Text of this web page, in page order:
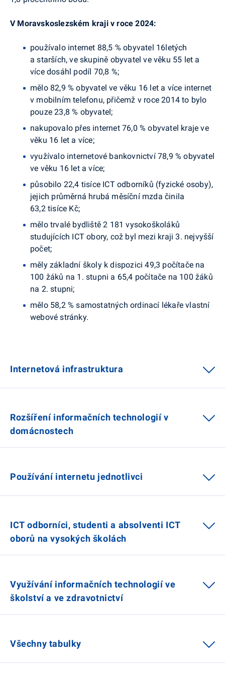
V Moravskoslezském kraji v roce 2024:
používalo internet 88,5 % obyvatel 16letých
a starších, ve skupině obyvatel ve věku 55 let a
více dosáhl podíl 70,8 %;
mělo 82,9 % obyvatel ve věku 16 let a více internet
v mobilním telefonu, přičemž v roce 2014 to bylo
pouze 23,8 % obyvatel;
nakupovalo přes internet 76,0 % obyvatel kraje ve
věku 16 let a více;
využívalo internetové bankovnictví 78,9 % obyvatel
ve věku 16 let a více;
působilo 22,4 tisíce ICT odborníků (fyzické osoby),
jejich průměrná hrubá měsíční mzda činila
63,2 tisíce Kč;
mělo trvalé bydliště 2 181 vysokoškoláků
studujících ICT obory, což byl mezi kraji 3. nejvyšší
počet;
měly základní školy k dispozici 49,3 počítače na
100 žáků na 1. stupni a 65,4 počítače na 100 žáků
na 2. stupni;
mělo 58,2 % samostatných ordinací lékaře vlastní
webové stránky.
Internetová infrastruktura
Rozšíření informačních technologií v
domácnostech
Používání internetu jednotlivci
ICT odborníci, studenti a absolventi ICT
oborů na vysokých školách
Využívání informačních technologií ve
školství a ve zdravotnictví
Všechny tabulky